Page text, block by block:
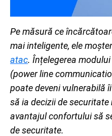
Pe măsură ce
mai inteligente, ele
atac. Înțelegerea
(power line
poate deveni vulnerabilă
să ia decizii de securitate
avantajul confortului să
de securitate.